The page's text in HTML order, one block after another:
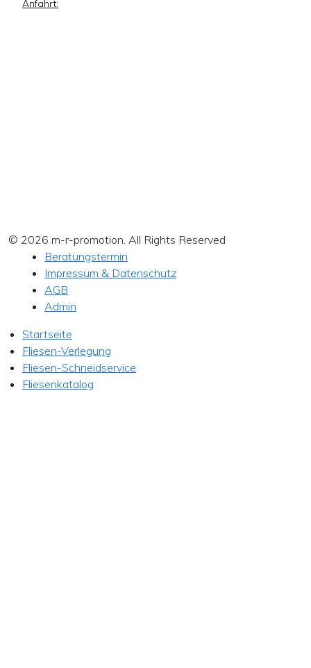
Anfahrt:
© 2026 m-r-promotion. All Rights Reserved
Beratungstermin
Impressum & Datenschutz
AGB
Admin
Startseite
Fliesen-Verlegung
Fliesen-Schneidservice
Fliesenkatalog